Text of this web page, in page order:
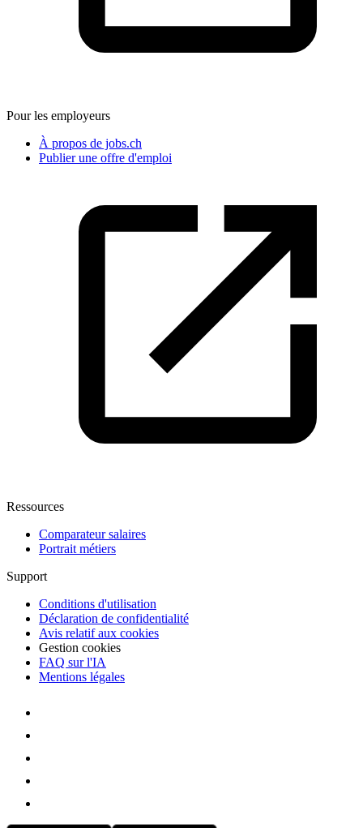
Pour les employeurs
À propos de jobs.ch
Publier une offre d'emploi
Ressources
Comparateur salaires
Portrait métiers
Support
Conditions d'utilisation
Déclaration de confidentialité
Avis relatif aux cookies
Gestion cookies
FAQ sur l'IA
Mentions légales